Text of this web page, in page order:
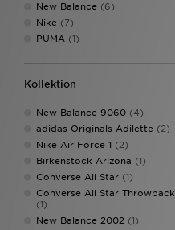
New Balance (6)
Nike (7)
PUMA (1)
Kollektion
New Balance 9060 (4)
adidas Originals Adilette (2)
Nike Air Force 1 (2)
Birkenstock Arizona (1)
Converse All Star (1)
Converse All Star Throwback
(1)
New Balance 2002 (1)